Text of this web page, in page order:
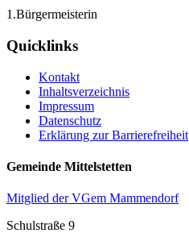
1.Bürgermeisterin
Quicklinks
Kontakt
Inhaltsverzeichnis
Impressum
Datenschutz
Erklärung zur Barrierefreiheit
Gemeinde Mittelstetten
Mitglied der VGem Mammendorf
Schulstraße 9